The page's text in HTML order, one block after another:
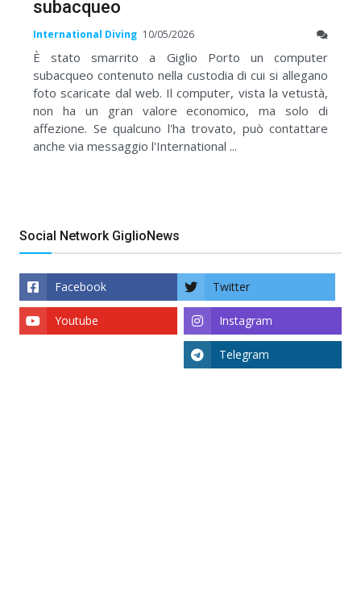
subacqueo
International Diving 10/05/2026
È stato smarrito a Giglio Porto un computer
subacqueo contenuto nella custodia di cui si allegano
foto scaricate dal web. Il computer, vista la vetustà,
non ha un gran valore economico, ma solo di
affezione. Se qualcuno l'ha trovato, può contattare
anche via messaggio l'International ...
Social Network GiglioNews
Facebook Twitter
Instagram
Youtube
Telegram